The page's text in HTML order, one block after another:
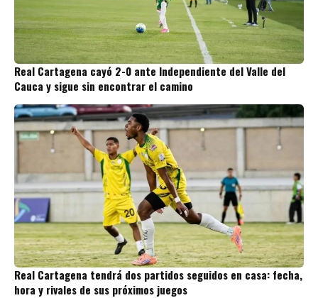
Real Cartagena cayó 2-0 ante Independiente del Valle del
Cauca y sigue sin encontrar el camino
Real Cartagena tendrá dos partidos seguidos en casa: fecha,
hora y rivales de sus próximos juegos